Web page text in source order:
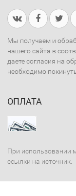
Мы получаем и
нашего сайта в
даете согласия на
необходимо
ОПЛАТА
При использовании
ссылки на источник.